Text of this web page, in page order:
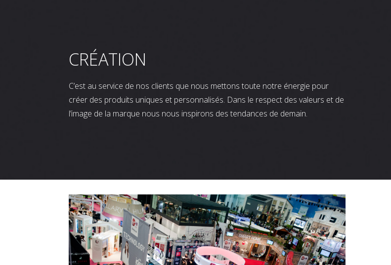
CRÉATION
C’est au service de nos clients que nous mettons toute notre énergie pour
créer des produits uniques et personnalisés. Dans le respect des valeurs et de
l’image de la marque nous nous inspirons des tendances de demain.